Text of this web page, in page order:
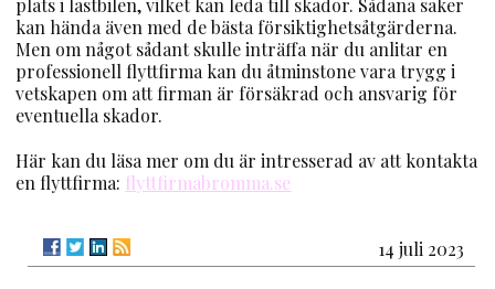
plats i lastbilen, vilket kan leda till skador. Sådana saker
kan hända även med de bästa försiktighetsåtgärderna.
Men om något sådant skulle inträffa när du anlitar en
professionell flyttfirma kan du åtminstone vara trygg i
vetskapen om att firman är försäkrad och ansvarig för
eventuella skador.
Här kan du läsa mer om du är intresserad av att kontakta
en flyttfirma: flyttfirmabromma.se
14 juli 2023